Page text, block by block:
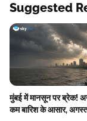
Suggested
मुंबई में मानसून पर ब्रेक!
कम बारिश के आसार,